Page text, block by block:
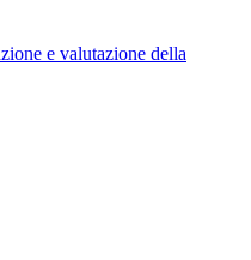
e valutazione della